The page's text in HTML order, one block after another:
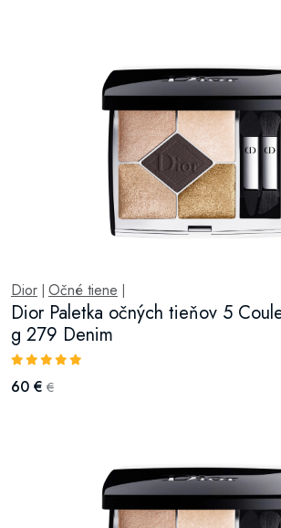
Dior Očné tiene
Dior Paletka očných tieňov 5
g 279 Denim
60 € €